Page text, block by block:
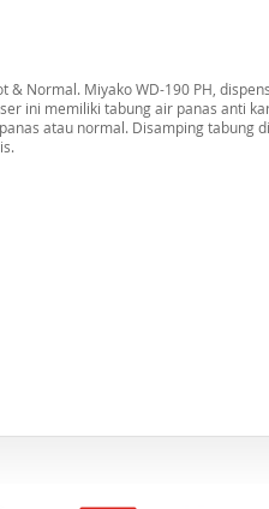
& Normal. Miyako WD-190 PH,
ini memiliki tabung air panas anti
atau normal. Disamping tabung